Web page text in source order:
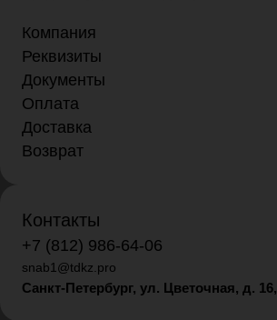
Компания
Реквизиты
Документы
Оплата
Доставка
Возврат
Контакты
+7 (812) 986-64-06
snab1@tdkz.pro
Санкт-Петербург, ул. Цветочная, д. 16,